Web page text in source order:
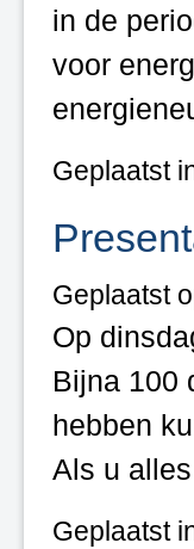
in de
voor
Geplaatst
Geplaatst
Op
Bijna 100
hebben
Als u
Geplaatst